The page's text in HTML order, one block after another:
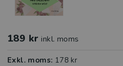
189 kr inkl. moms
Exkl. moms: 178 kr